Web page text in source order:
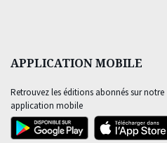
APPLICATION MOBILE
Retrouvez les éditions abonnés sur notre
application mobile